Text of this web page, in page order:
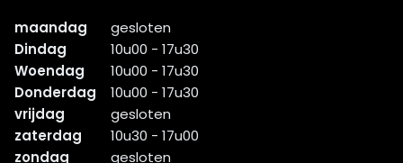
maandag
gesloten
Dindag
10u00 - 17u30
Woendag
10u00 - 17u30
Donderdag
10u00 - 17u30
vrijdag
gesloten
zaterdag
10u30 - 17u00
zondag
gesloten